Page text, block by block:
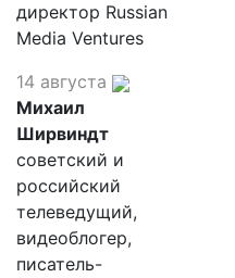
директор Russian
Media Ventures
14 августа
Михаил
Ширвиндт
советский и
российский
телеведущий,
видеоблогер,
писатель-